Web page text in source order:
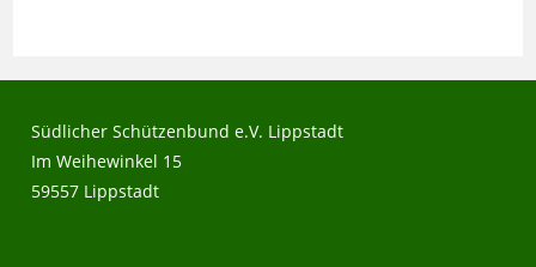
Südlicher Schützenbund e.V. Lippstadt
Im Weihewinkel 15
59557 Lippstadt